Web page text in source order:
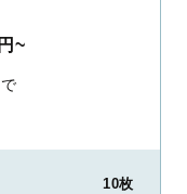
で洗練された仕上がり
た！」と思える一枚に
例
円~
10枚